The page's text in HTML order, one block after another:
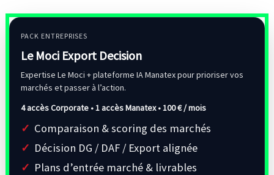
PACK ENTREPRISES
Le Moci Export Decision
Expertise Le Moci + plateforme IA Manatex pour prioriser vos
marchés et passer à l’action.
4 accès Corporate • 1 accès Manatex •100 € / mois
Comparaison & scoring des marchés
Décision DG / DAF / Export alignée
Plans d’entrée marché & livrables